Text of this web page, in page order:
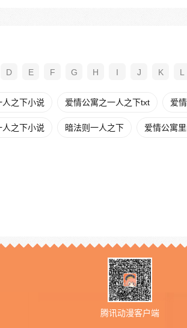
D E F G H I J K L
之下小说 爱情公寓之一人之下txt 爱
人之下小说 暗法则一人之下 爱情公寓
腾讯动漫客户端